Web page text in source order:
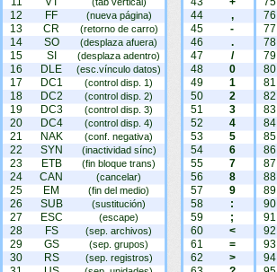
12 FF (nueva página)
13 CR (retorno de carro)
14 SO (desplaza afuera)
15 SI (desplaza adentro)
16 DLE (esc.vínculo datos)
17 DC1 (control disp. 1)
18 DC2 (control disp. 2)
19 DC3 (control disp. 3)
20 DC4 (control disp. 4)
21 NAK (conf. negativa)
22 SYN (inactividad sínc)
23 ETB (fin bloque trans)
24 CAN (cancelar)
25 EM (fin del medio)
26 SUB (sustitución)
27 ESC (escape)
28 FS (sep. archivos)
29 GS (sep. grupos)
30 RS (sep. registros)
44
,
45
-
46
.
47
/
48
0
49
1
50
2
51
3
52
4
53
5
54
6
55
7
56
8
57
9
58
:
59
;
60
<
61
=
62
>
76
77
78
79
80
81
82
83
84
85
86
87
88
89
90
91
92
93
94